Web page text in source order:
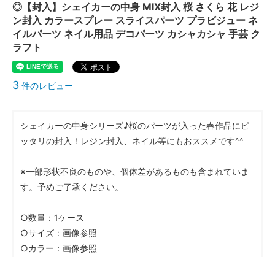
◎【封入】シェイカーの中身 MIX封入 桜 さくら 花 レジ
ン封入 カラースプレー スライスパーツ プラビジュー ネ
イルパーツ ネイル用品 デコパーツ カシャカシャ 手芸 ク
ラフト
3 件のレビュー
シェイカーの中身シリーズ♪桜のパーツが入った春作品にピ
ッタリの封入！レジン封入、ネイル等にもおススメです^^
※一部形状不良のものや、個体差があるものも含まれていま
す。予めご了承ください。
○数量：1ケース
○サイズ：画像参照
○カラー：画像参照